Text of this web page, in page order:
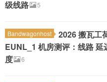
级线路
5
Bandwagonhost
2026 搬瓦工
EUNL_1 机房测评：线路 延
度
6